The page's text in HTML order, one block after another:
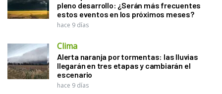
pleno desarrollo: ¿Serán más frecuentes
estos eventos en los próximos meses?
hace 9 días
Clima
Alerta naranja por tormentas: las lluvias
llegarán en tres etapas y cambiarán el
escenario
hace 9 días